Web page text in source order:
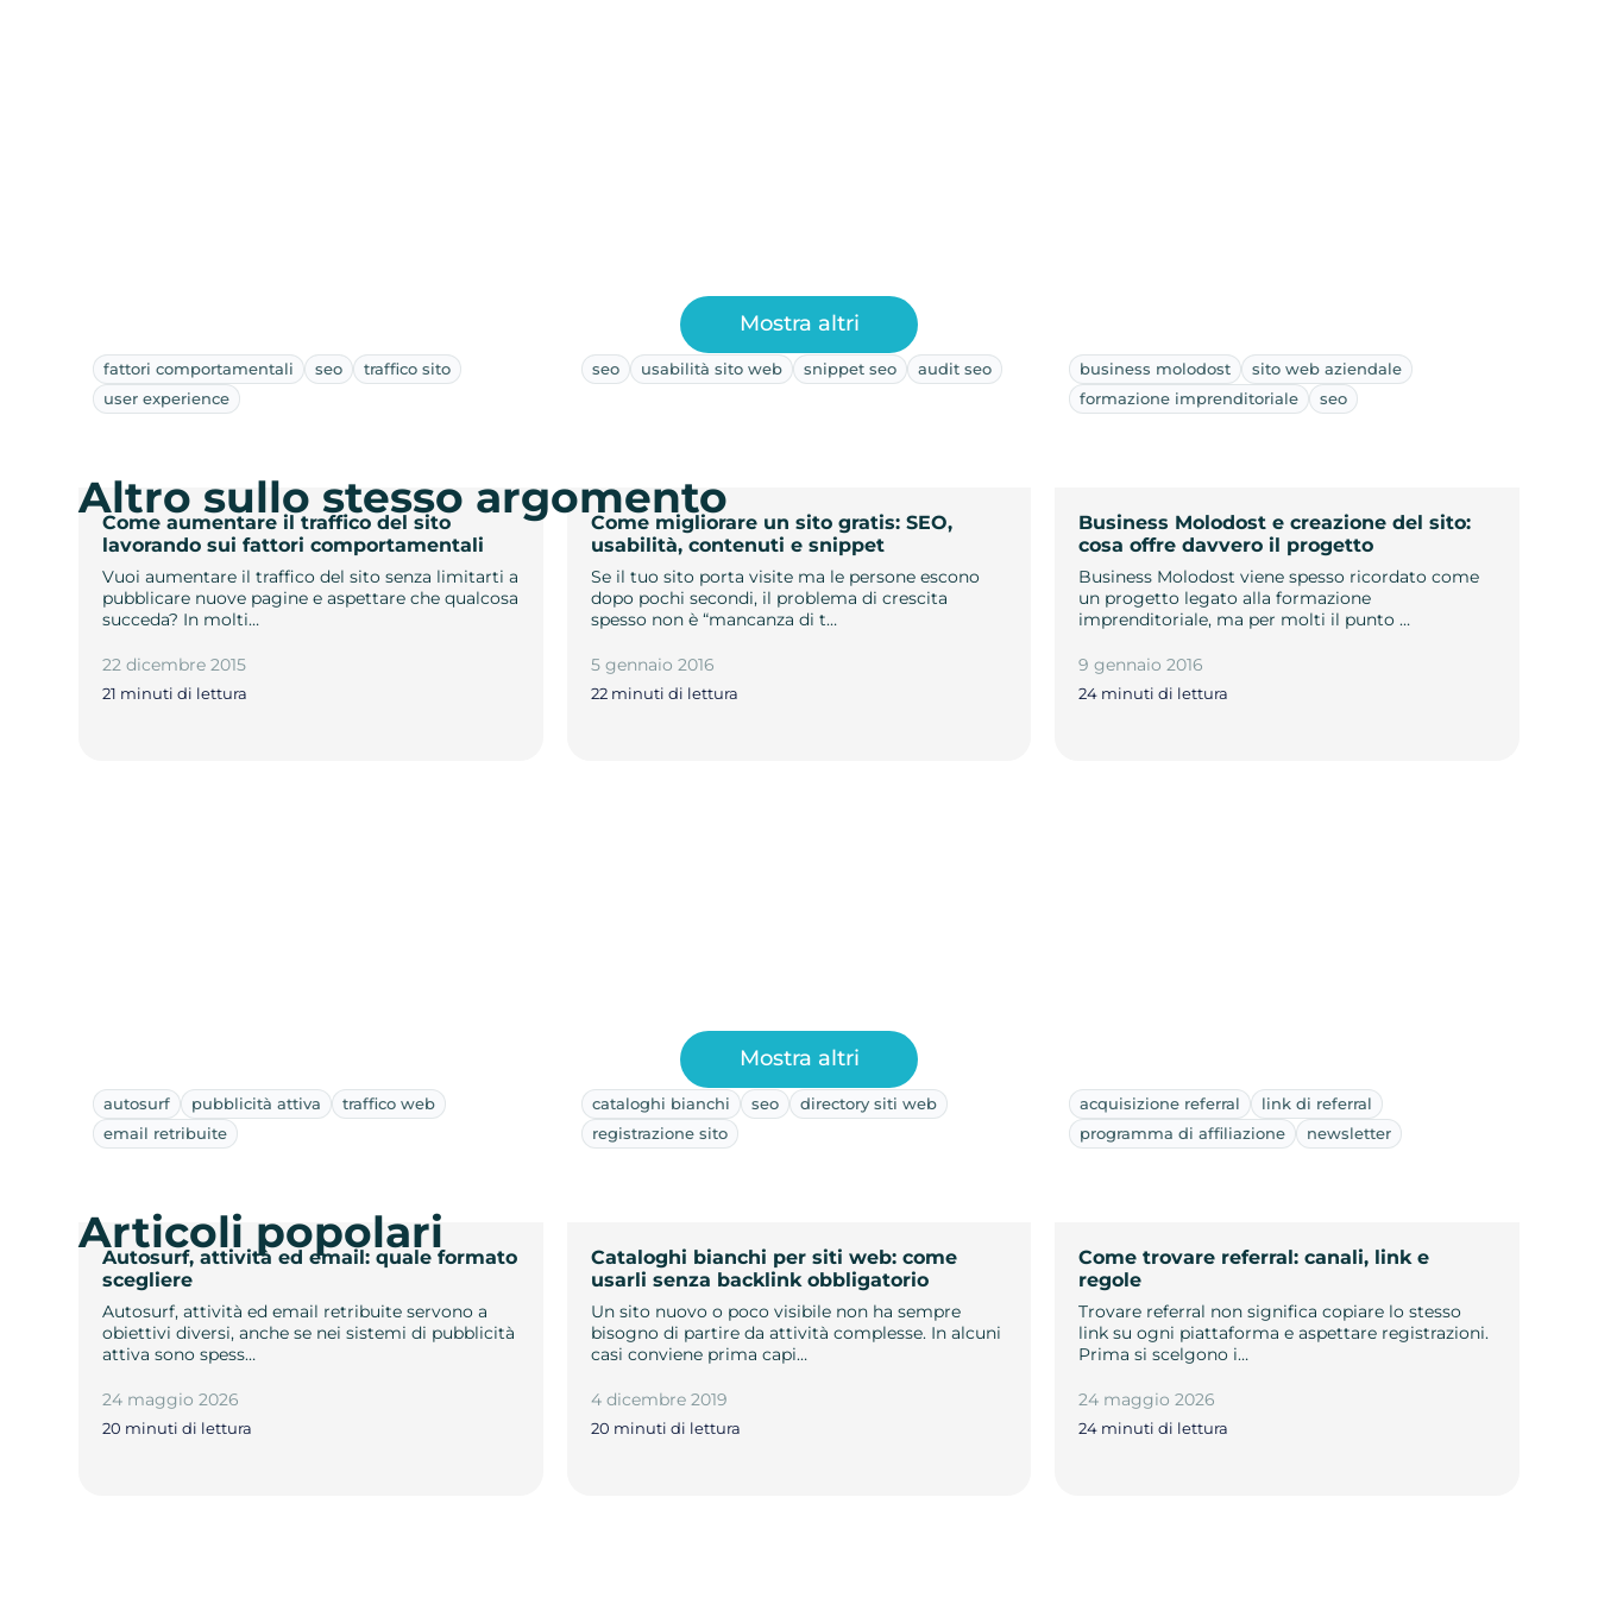
fattori comportamentali seo
traffico sito
user experience
Come aumentare il traffico del sito
lavorando sui fattori comportamentali
Vuoi aumentare il traffico del sito senza limitarti a
pubblicare nuove pagine e aspettare che qualcosa
succeda? In molti…
22 dicembre 2015
21 minuti di lettura
seo usabilità sito web snippet seo audit seo
Come migliorare un sito gratis: SEO,
usabilità, contenuti e snippet
Se il tuo sito porta visite ma le persone escono
dopo pochi secondi, il problema di crescita
spesso non è “mancanza di t…
5 gennaio 2016
22 minuti di lettura
business molodost
sito web aziendale
formazione imprenditoriale
seo
Business Molodost e creazione del sito:
cosa offre davvero il progetto
Business Molodost viene spesso ricordato come
un progetto legato alla formazione
imprenditoriale, ma per molti il punto …
9 gennaio 2016
24 minuti di lettura
Mostra altri
Altro sullo stesso argomento
autosurf pubblicità attiva
traffico web
email retribuite
Autosurf, attività ed email: quale formato
scegliere
Autosurf, attività ed email retribuite servono a
obiettivi diversi, anche se nei sistemi di pubblicità
attiva sono spess…
24 maggio 2026
20 minuti di lettura
cataloghi bianchi seo
directory siti web
registrazione sito
Cataloghi bianchi per siti web: come
usarli senza backlink obbligatorio
Un sito nuovo o poco visibile non ha sempre
bisogno di partire da attività complesse. In alcuni
casi conviene prima capi…
4 dicembre 2019
20 minuti di lettura
acquisizione referral
link di referral
programma di affiliazione
newsletter
Come trovare referral: canali, link e
regole
Trovare referral non significa copiare lo stesso
link su ogni piattaforma e aspettare registrazioni.
Prima si scelgono i…
24 maggio 2026
24 minuti di lettura
Mostra altri
Articoli popolari